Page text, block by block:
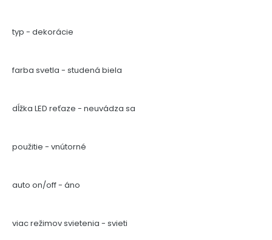
typ - dekorácie
farba svetla - studená biela
dĺžka LED reťaze - neuvádza sa
použitie - vnútorné
auto on/off - áno
viac režimov svietenia - svieti